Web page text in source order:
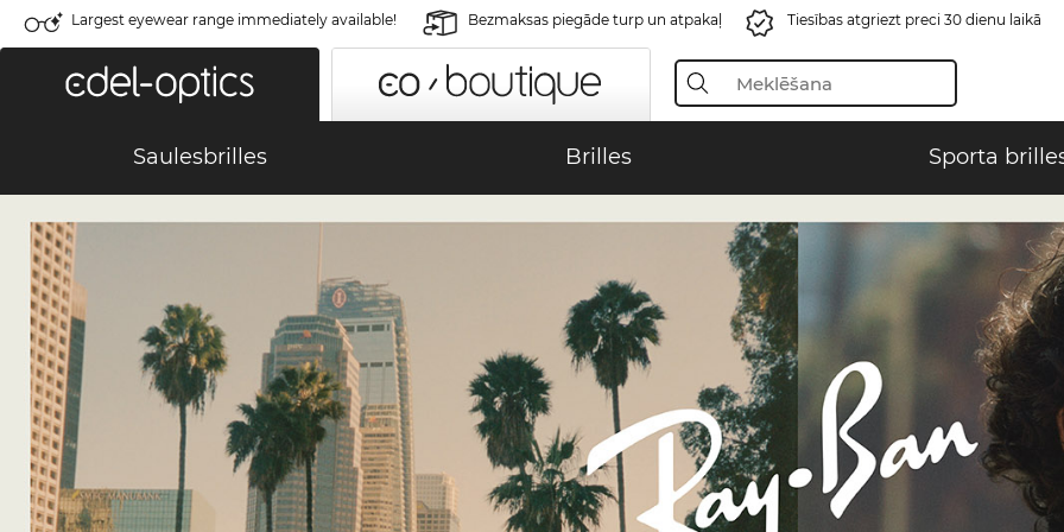
Largest eyewear range immediately available! Bezmaksas piegāde turp un atpakaļ Tiesības atgriezt preci 30 dienu laikā
Saulesbrilles Brilles Sporta